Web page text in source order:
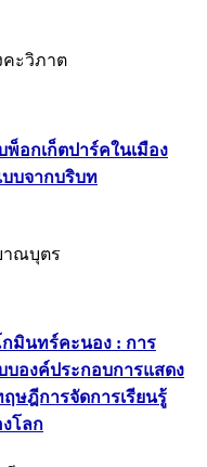
ะวิภาต
อกเก็ตปาร์คในเมือง
บจากบริบท
าณบุตร
มินทร์คะนอง : การ
บองค์ประกอบการแสดง
ษฎีการจัดการเรียนรู้
โลก